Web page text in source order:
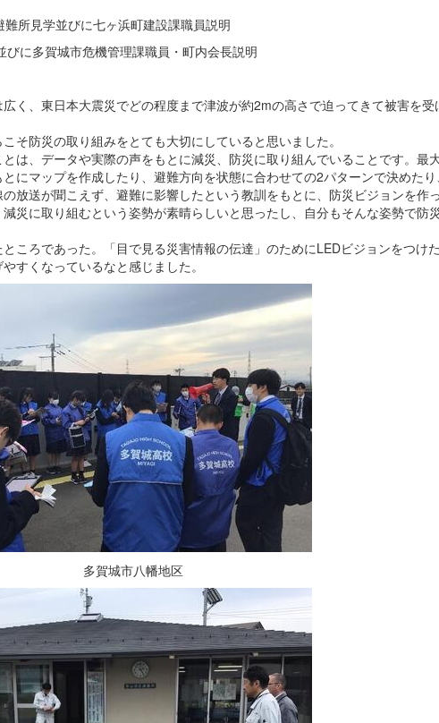
所見学並びに七ヶ浜町建設課職員説明
に多賀城市危機管理課職員・町内会長説明
く、東日本大震災でどの程度まで津波が約2mの高さで迫ってきて被害を受
そ防災の取り組みをとても大切にしていると思いました。
は、データや実際の声をもとに減災、防災に取り組んでいることです。最
にマップを作成したり、避難方向を状態に合わせての2パターンで決めた
放送が聞こえず、避難に影響したという教訓をもとに、防災ビジョンを作
災に取り組むという姿勢が素晴らしいと思ったし、自分もそんな姿勢で防
ころであった。「目で見る災害情報の伝達」のためにLEDビジョンをつけ
すくなっているなと感じました。
多賀城市八幡地区